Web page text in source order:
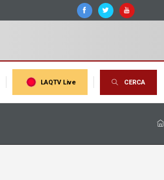
LAQTV Live CERCA